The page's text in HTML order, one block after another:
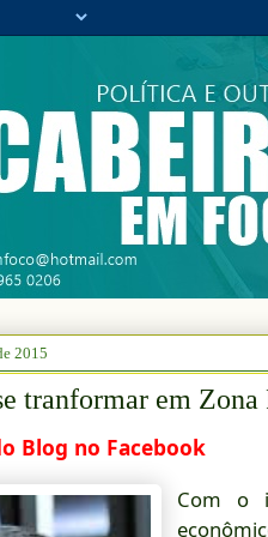
2015
tranformar em Zona
Blog no Facebook
Com o